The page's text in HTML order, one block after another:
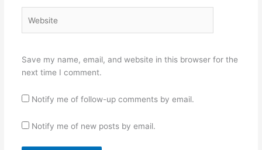
Save my name, email, and website in this browser for the
next time I comment.
Notify me of follow-up comments by email.
Notify me of new posts by email.